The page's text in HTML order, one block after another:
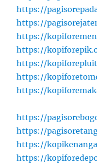
https://
https://
https://
https://
https://
https://
https://
https://
https://
https://
https://